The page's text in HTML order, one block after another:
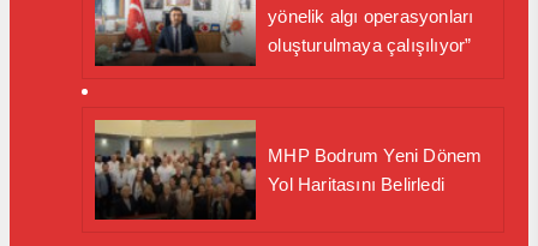
yönelik algı operasyonları
oluşturulmaya çalışılıyor”
MHP Bodrum Yeni Dönem
Yol Haritasını Belirledi